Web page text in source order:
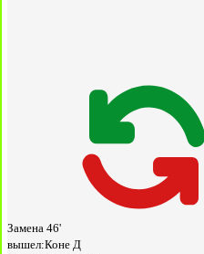
Замена 46'
вышел:Коне Д